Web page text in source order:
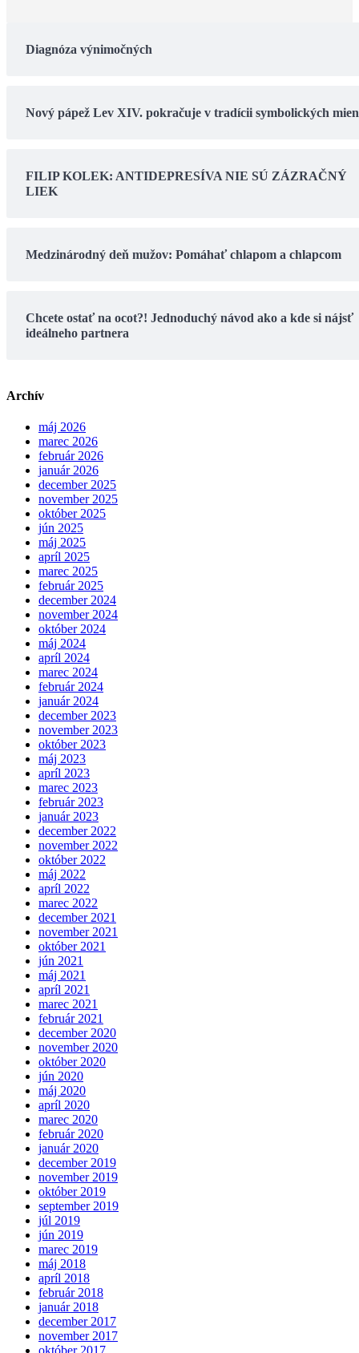
Diagnóza výnimočných
Nový pápež Lev XIV. pokračuje v tradícii symbolických
FILIP KOLEK: ANTIDEPRESÍVA NIE SÚ ZÁZRAČNÝ
LIEK
Medzinárodný deň mužov: Pomáhať chlapom a chlapcom
Chcete ostať na ocot?! Jednoduchý návod ako a kde si nájsť
ideálneho partnera
Archív
máj 2026
marec 2026
február 2026
január 2026
december 2025
november 2025
október 2025
jún 2025
máj 2025
apríl 2025
marec 2025
február 2025
december 2024
november 2024
október 2024
máj 2024
apríl 2024
marec 2024
február 2024
január 2024
december 2023
november 2023
október 2023
máj 2023
apríl 2023
marec 2023
február 2023
január 2023
december 2022
november 2022
október 2022
máj 2022
apríl 2022
marec 2022
december 2021
november 2021
október 2021
jún 2021
máj 2021
apríl 2021
marec 2021
február 2021
december 2020
november 2020
október 2020
jún 2020
máj 2020
apríl 2020
marec 2020
február 2020
január 2020
december 2019
november 2019
október 2019
september 2019
júl 2019
jún 2019
marec 2019
máj 2018
apríl 2018
február 2018
január 2018
december 2017
november 2017
október 2017